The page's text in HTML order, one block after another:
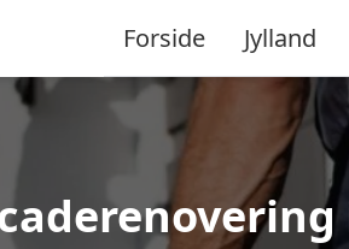
Forside Jylland